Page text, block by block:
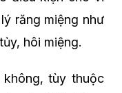
răng miệng như
hôi miệng.
tùy thuộc